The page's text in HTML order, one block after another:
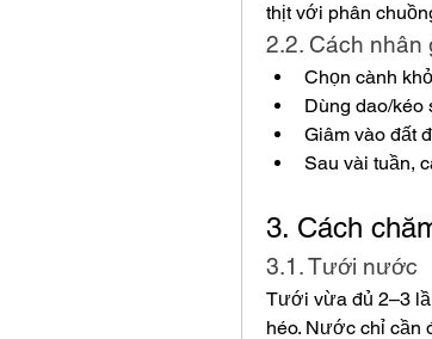
thịt với phân
2.2. Cách nhân
Chọn cành
Dùng dao/kéo
Giâm vào đất
Sau vài tuần,
3. Cách
3.1. Tưới nước
Tưới vừa đủ 2–3
héo. Nước chỉ cần